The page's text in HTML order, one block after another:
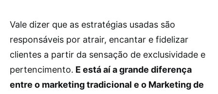
Vale dizer que as estratégias usadas são
responsáveis por atrair, encantar e fidelizar
clientes a partir da sensação de exclusividade e
pertencimento. E está aí a grande diferença
entre o marketing tradicional e o Marketing de